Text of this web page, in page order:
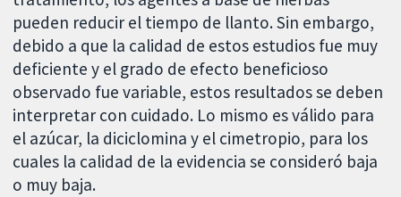
pueden reducir el tiempo de llanto. Sin embargo,
debido a que la calidad de estos estudios fue muy
deficiente y el grado de efecto beneficioso
observado fue variable, estos resultados se deben
interpretar con cuidado. Lo mismo es válido para
el azúcar, la diciclomina y el cimetropio, para los
cuales la calidad de la evidencia se consideró baja
o muy baja.